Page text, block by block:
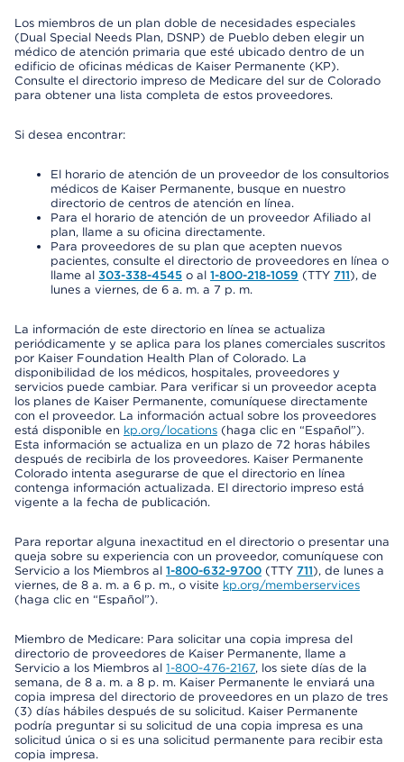
Los miembros de un plan doble de necesidades especiales
(Dual Special Needs Plan, DSNP) de Pueblo deben elegir un
médico de atención primaria que esté ubicado dentro de un
edificio de oficinas médicas de Kaiser Permanente (KP).
Consulte el directorio impreso de Medicare del sur de Colorado
para obtener una lista completa de estos proveedores.
Si desea encontrar:
El horario de atención de un proveedor de los consultorios
médicos de Kaiser Permanente, busque en nuestro
directorio de centros de atención en línea.
Para el horario de atención de un proveedor Afiliado al
plan, llame a su oficina directamente.
Para proveedores de su plan que acepten nuevos
pacientes, consulte el directorio de proveedores en línea o
llame al 303-338-4545 o al 1-800-218-1059 (TTY 711), de
lunes a viernes, de 6 a. m. a 7 p. m.
La información de este directorio en línea se actualiza
periódicamente y se aplica para los planes comerciales suscritos
por Kaiser Foundation Health Plan of Colorado. La
disponibilidad de los médicos, hospitales, proveedores y
servicios puede cambiar. Para verificar si un proveedor acepta
los planes de Kaiser Permanente, comuníquese directamente
con el proveedor. La información actual sobre los proveedores
está disponible en kp.org/locations (haga clic en “Español”).
Esta información se actualiza en un plazo de 72 horas hábiles
después de recibirla de los proveedores. Kaiser Permanente
Colorado intenta asegurarse de que el directorio en línea
contenga información actualizada. El directorio impreso está
vigente a la fecha de publicación.
Para reportar alguna inexactitud en el directorio o presentar una
queja sobre su experiencia con un proveedor, comuníquese con
Servicio a los Miembros al 1-800-632-9700 (TTY 711), de lunes a
viernes, de 8 a. m. a 6 p. m., o visite kp.org/memberservices
(haga clic en “Español”).
Miembro de Medicare: Para solicitar una copia impresa del
directorio de proveedores de Kaiser Permanente, llame a
Servicio a los Miembros al 1-800-476-2167, los siete días de la
semana, de 8 a. m. a 8 p. m. Kaiser Permanente le enviará una
copia impresa del directorio de proveedores en un plazo de tres
(3) días hábiles después de su solicitud. Kaiser Permanente
podría preguntar si su solicitud de una copia impresa es una
solicitud única o si es una solicitud permanente para recibir esta
copia impresa.